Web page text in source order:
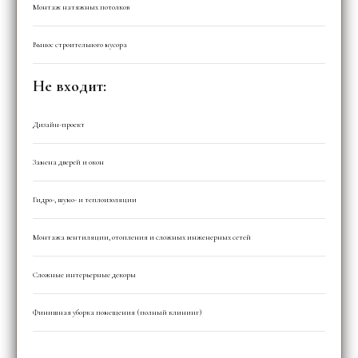
Монтаж натяжных потолков
Вынос строительного мусора
Не входит:
Дизайн-проект
Замена дверей и окон
Гидро-, шумо- и теплоизоляции
Монтажа вентиляции, отопления и сложных инженерных сетей
Сложные интерьерные декоры
Финишная уборка помещения (полный клининг)